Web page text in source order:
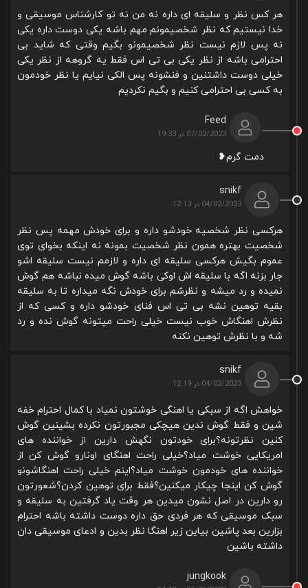
هر کس نظر و سلیقه ای داره نه من نه تو کارشناس موسیقی و
خدا نیستیم که نظر شخصیمونم مهم باشه یکی دوست داره یکی
نه پس لازم نیست نظر شخصیمونو بگیم وقتی که شاید بی
احترامی باشه از نظر یکی بی تی اس فقط یه گروهه از نظر یکی
خیلی دوست داشتنین و فنشونه پس الکی نیایم یا نظر خودمون
به کسی بی احترامی کنیم و بگیم نکردیم
Feed
07/02/2023 در 19:33
دمت گرم❥
snikf
04/02/2023 در 12:13
هرکسی نظر شخصیه خودشو داره و برای خودش مهمه پس نظر
شخصیت بهتره همون نظر شخصیت بمونه نه اینکه بخوای توی
عموم بگیش هرکسی سلیقه ای داره و لازمم نیست سلیقه اشو
جار بزنه اگه با سلیقه اش اوکی باشه گوش میده نباشه هم گوش
نمیده و رد میشه و نظرشم برای خودش نگه میداره تا به سلیقه
بقیه توهین نشه بی تی اس فنای خودشو داره و کسی که از
نظرش اهنگاش خوب نیست خیلی راحت میتونه گوش نده و رد
شه و با نظرش توهین نکنه
snikf
04/02/2023 در 12:19
خواهش اگه از سبکی یا اهنگی خوشتون نمیاد با کمال احترام خفه
شین و فقط گوش ندین هیچکی مجبورتون نکرده بشینین گوش
کنین نظرتونه؟برای خودتون نگهش دارین از خواننده های
امریکایی خوشت میاد؟خیلی راحت اهنگای اونارو گوش کن از
خواننده های خودمون خوشت میاد؟اینم خیلی راحت اهنگاشونو
گوش کن اینجا چیکار میکنین؟فقط برای توهین کردن؟شعورتون
رو دارین در اصل نشون میدین هر وقت یاد گرفتین به سلیقه و
سبک موسیقی که هر فردی حق داره دوست داشته باشه احترام
بزارین بعد پاشین بیاین زیر اهنگا نظر بدین و ادعای موسیقی دان
داشته باشین
jungkook